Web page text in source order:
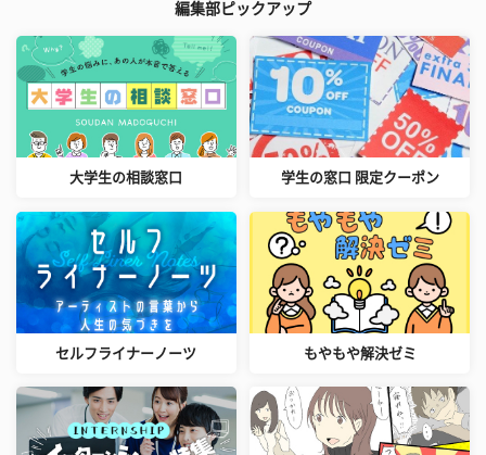
編集部ピックアップ
大学生の相談窓口 学生の窓口 限定クーポン
セルフライナーノーツ もやもや解決ゼミ